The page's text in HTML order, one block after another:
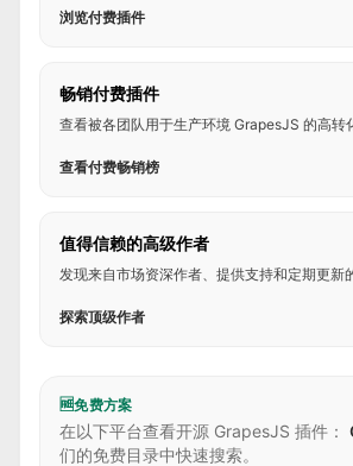
浏览付费插件
畅销付费插件
查看被各团队用于生产环境 GrapesJS 的高转
查看付费畅销榜
值得信赖的高级作者
发现来自市场资深作者、提供支持和定期更新
探索顶级作者
🆓免费方案
在以下平台查看开源 GrapesJS 插件：
们的免费目录中快速搜索。